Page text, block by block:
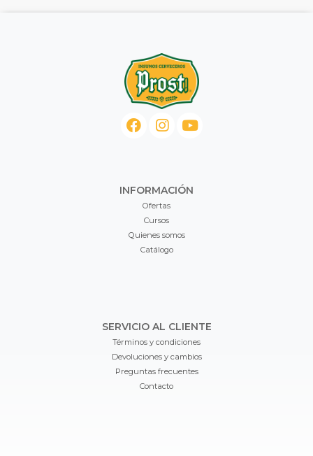
INFORMACIÓN
Ofertas
Cursos
Quienes somos
Catálogo
SERVICIO AL CLIENTE
Términos y condiciones
Devoluciones y cambios
Preguntas frecuentes
Contacto